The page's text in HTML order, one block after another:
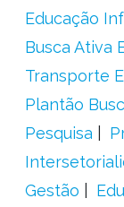
Educação
Busca Ativa
Transporte
Plantão
Pesquisa
Gestão